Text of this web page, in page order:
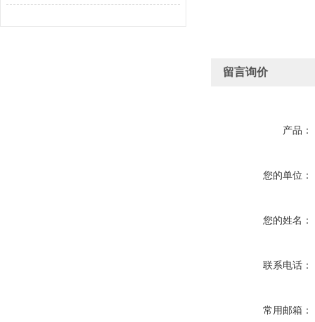
留言询价
产品：
您的单位：
您的姓名：
联系电话：
常用邮箱：